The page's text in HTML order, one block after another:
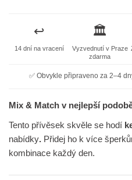
↩️
14 dní na vracení
🏛️
Vyzvednutí v Praze
zdarma
✅ Obvykle připraveno za 2–4
Mix & Match v nejlepší
Tento přívěsek skvěle se hodí
nabídky. Přidej ho k více
kombinace každý den.